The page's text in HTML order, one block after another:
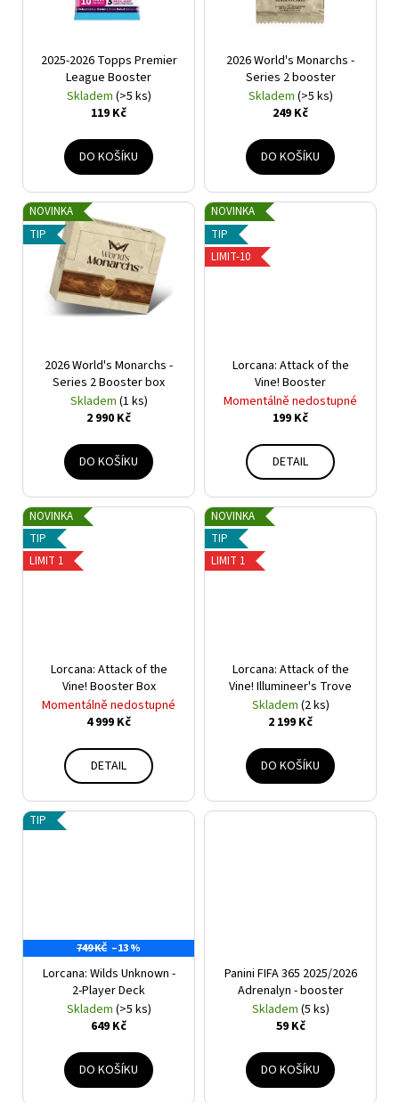
ů
2025-2026 Topps Premier
League Booster
Skladem (>5 ks)
119 Kč
DO KOŠÍKU
2026 World's Monarchs -
Series 2 booster
Skladem (>5 ks)
249 Kč
DO KOŠÍKU
NOVINKA
TIP
2026 World's Monarchs -
Series 2 Booster box
Skladem (1 ks)
2 990 Kč
DO KOŠÍKU
NOVINKA
TIP
LIMIT-10
Lorcana: Attack of the
Vine! Booster
Momentálně nedostupné
199 Kč
DETAIL
NOVINKA
TIP
LIMIT 1
Lorcana: Attack of the
Vine! Booster Box
Momentálně nedostupné
4 999 Kč
DETAIL
NOVINKA
TIP
LIMIT 1
Lorcana: Attack of the
Vine! Illumineer's Trove
Skladem (2 ks)
2 199 Kč
DO KOŠÍKU
TIP
749 KČ –13 %
Lorcana: Wilds Unknown -
2-Player Deck
Skladem (>5 ks)
649 Kč
DO KOŠÍKU
Panini FIFA 365 2025/2026
Adrenalyn - booster
Skladem (5 ks)
59 Kč
DO KOŠÍKU